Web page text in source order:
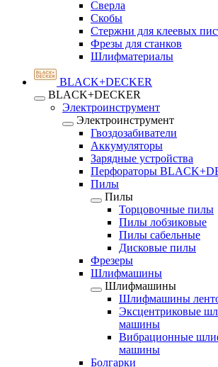
Сверла
Скобы
Стержни для клеевых
Фрезы для станков
Шлифматериалы
BLACK+DECKER
BLACK+DECKER
Электроинструмент
Электроинструмент
Гвоздозабиватели
Аккумуляторы
Зарядные устройства
Перфораторы
Пилы
Пилы
Торцовочные пилы
Пилы лобзиковые
Пилы сабельные
Дисковые пилы
Фрезеры
Шлифмашины
Шлифмашины
Шлифмашины
Эксцентриковые
машины
Вибрационные
машины
Болгарки